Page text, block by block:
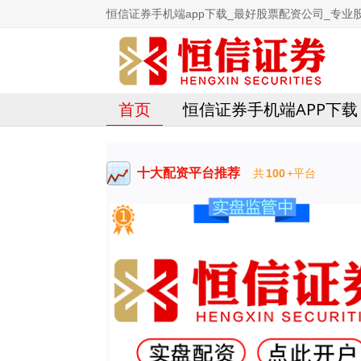
恒信证券手机端app下载_最好股票配资公司_专业
首页 恒信证券手机端APP下载
十大配资平台推荐 共100+平台